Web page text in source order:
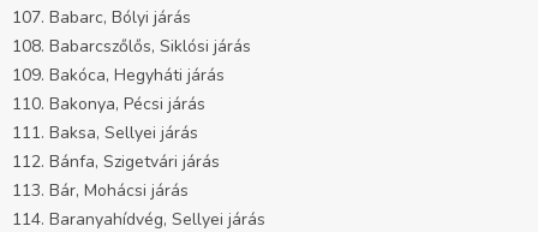
107. Babarc, Bólyi járás
108. Babarcszőlős, Siklósi járás
109. Bakóca, Hegyháti járás
110. Bakonya, Pécsi járás
111. Baksa, Sellyei járás
112. Bánfa, Szigetvári járás
113. Bár, Mohácsi járás
114. Baranyahídvég, Sellyei járás